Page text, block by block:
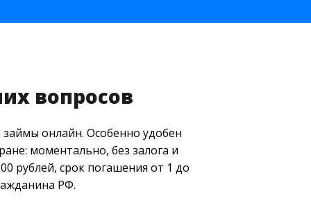
вопросов
онлайн. Особенно удобен
моментально, без залога и
рублей, срок погашения от 1 до
РФ.